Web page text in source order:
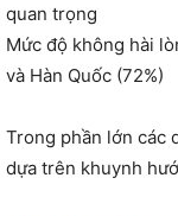
quan trọng
Mức độ không hài
và Hàn Quốc (72%)
Trong phần lớn các
dựa trên khuynh